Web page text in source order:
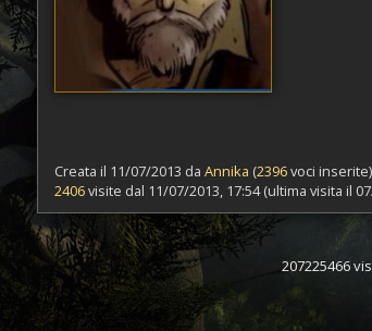
Creata il 11/07/2013 da Annika (2396voci
2406visite dal 11/07/2013, 17:54 (ultima visita il
207225466